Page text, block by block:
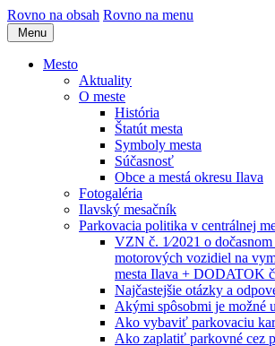
Rovno na obsah Rovno na menu
Menu
Mesto
Aktuality
O meste
História
Štatút mesta
Symboly mesta
Súčasnosť
Obce a mestá okresu Ilava
Fotogaléria
Ilavský mesačník
Parkovacia politika v centrálnej
VZN č. 1⁄2021 o
motorových vozidiel na
mesta Ilava + DODATOK
Najčastejšie otázky a
Akými spôsobmi je možné
Ako vybaviť parkovaciu
Ako zaplatiť parkovné cez